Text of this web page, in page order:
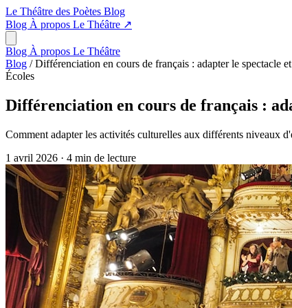
Le Théâtre des Poètes Blog
Blog À propos Le Théâtre ↗
Blog À propos Le Théâtre
Blog / Différenciation en cours de français : adapter le spectacle
Écoles
Différenciation en cours de français :
Comment adapter les activités culturelles aux différents niveaux
1 avril 2026 · 4 min de lecture